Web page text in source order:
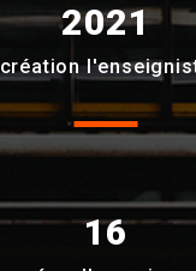
2021
création
16